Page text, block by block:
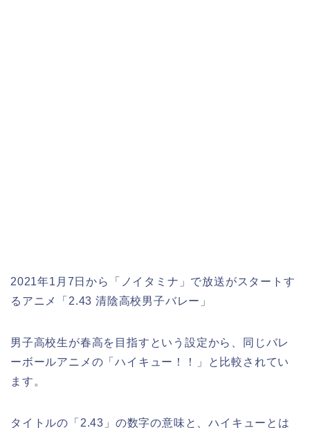
2021年1月7日から「ノイタミナ」で放送がスタートす
るアニメ「2.43 清陰高校男子バレー」
男子高校生が春高を目指すという設定から、同じバレ
ーボールアニメの「ハイキュー！！」と比較されてい
ます。
タイトルの「2.43」の数字の意味と、ハイキューとは